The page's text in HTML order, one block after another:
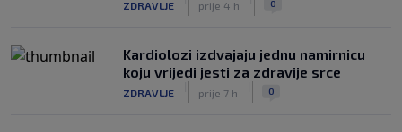
ZDRAVLJE prije 4 h 0
Kardiolozi izdvajaju jednu namirnicu
koju vrijedi jesti za zdravije srce
ZDRAVLJE prije 7 h 0